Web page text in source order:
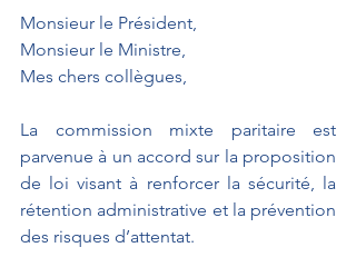
Monsieur le Président,
Monsieur le Ministre,
Mes chers collègues,
La commission mixte paritaire est
parvenue à un accord sur la proposition
de loi visant à renforcer la sécurité, la
rétention administrative et la prévention
des risques d’attentat.